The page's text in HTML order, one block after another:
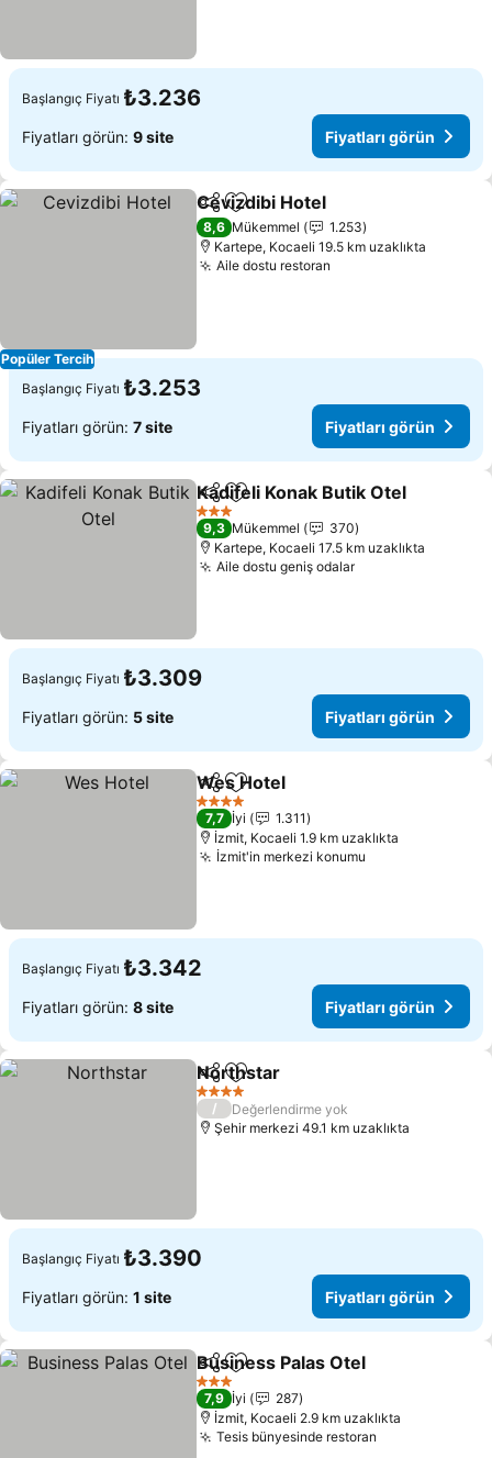
Başlangıç Fiyatı ₺3.236
Fiyatları görün: 9 site Fiyatları görün
Popüler Tercih
PaylaşFavorilerime ekle
Cevizdibi Hotel
8,6 Mükemmel
1.253
Kartepe, Kocaeli 19.5 km uzaklıkta
Aile dostu restoran
Başlangıç Fiyatı ₺3.253
Fiyatları görün: 7 site Fiyatları görün
PaylaşFavorilerime ekle
Kadifeli Konak Butik Otel
3 Yıldız
9,3 Mükemmel
370
Kartepe, Kocaeli 17.5 km uzaklıkta
Aile dostu geniş odalarFiyatları görün
Başlangıç Fiyatı ₺3.309
Fiyatları görün: 5 site Fiyatları görün
PaylaşFavorilerime ekle
Wes Hotel
4 Yıldız
7,7 İyi
1.311
İzmit, Kocaeli 1.9 km uzaklıkta
İzmit'in merkezi konumu
Başlangıç Fiyatı ₺3.342
Fiyatları görün: 8 site Fiyatları görün
PaylaşFavorilerime ekle
Northstar
4 Yıldız
/
Değerlendirme yok
Şehir merkezi 49.1 km uzaklıkta
Başlangıç Fiyatı ₺3.390
Fiyatları görün: 1 site Fiyatları görün
PaylaşFavorilerime ekle
Business Palas Otel
3 Yıldız
7,9 İyi
287
İzmit, Kocaeli 2.9 km uzaklıkta
Tesis bünyesinde restoran